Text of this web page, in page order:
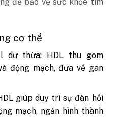
để bảo vệ sức khỏe tim
cơ thể
dư thừa: HDL thu gom
động mạch, đưa về gan
giúp duy trì sự đàn hồi
mạch, ngăn hình thành